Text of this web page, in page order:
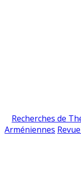
Recherches de
Arméniennes